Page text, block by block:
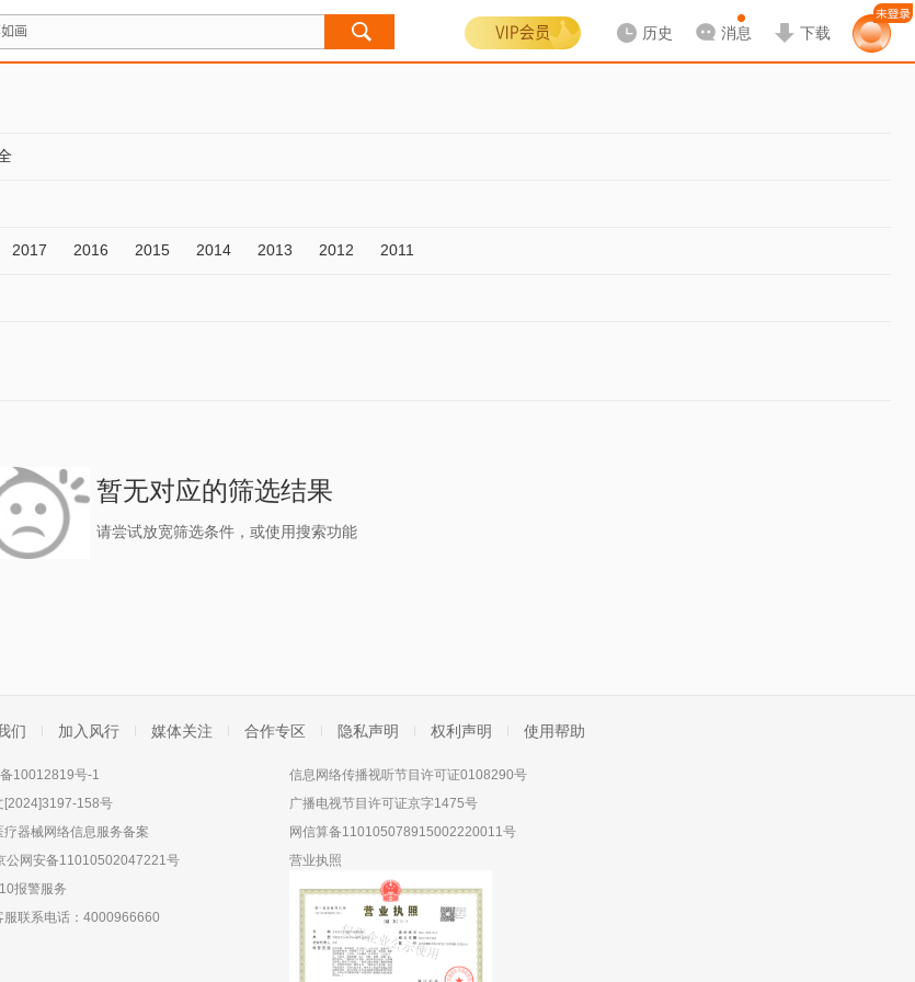
历史 消息 下载
2017 2016 2015 2014 2013 2012 2011
暂无对应的筛选结果
请尝试放宽筛选条件，或使用搜索功能
们 加入风行 媒体关注 合作专区 隐私声明 权利声明 使用帮助
10012819号-1
[2024]3197-158号
疗器械网络信息服务备案
公网安备11010502047221号
报警服务
服联系电话：4000966660
信息网络传播视听节目许可证0108290号
广播电视节目许可证京字1475号
网信算备110105078915002220011号
营业执照